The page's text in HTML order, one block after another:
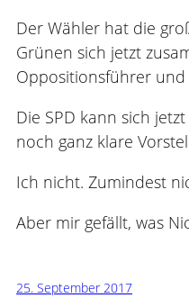
Der Wähler hat die
Grünen sich jetzt
Oppositionsführer und
Die SPD kann sich
noch ganz klare
Ich nicht. Zumindest
Aber mir gefällt, was
25. September 2017